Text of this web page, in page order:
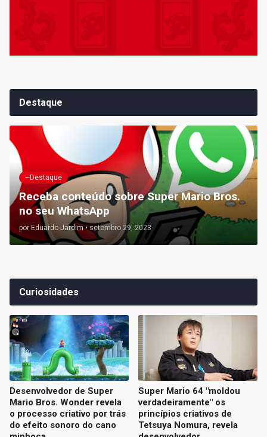
Destaque
~Destaque
Receba conteúdo sobre Super Mario Bros.
no seu WhatsApp
por Eduardo Jardim • setembro 29, 2023
Curiosidades
Desenvolvedor de Super
Mario Bros. Wonder revela
o processo criativo por trás
do efeito sonoro do cano
Super Mario 64 "moldou
verdadeiramente" os
princípios criativos de
Tetsuya Nomura, revela